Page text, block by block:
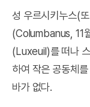
성 우르시키누스(
(Columbanus, 11
(Luxeuil)를 떠나
하여 작은 공동체
바가 없다.